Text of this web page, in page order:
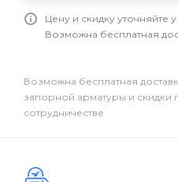
Цену и скидку уточняйте
Возможна бесплатная
Возможна бесплатная
запорной арматуры и скидки
сотрудничестве